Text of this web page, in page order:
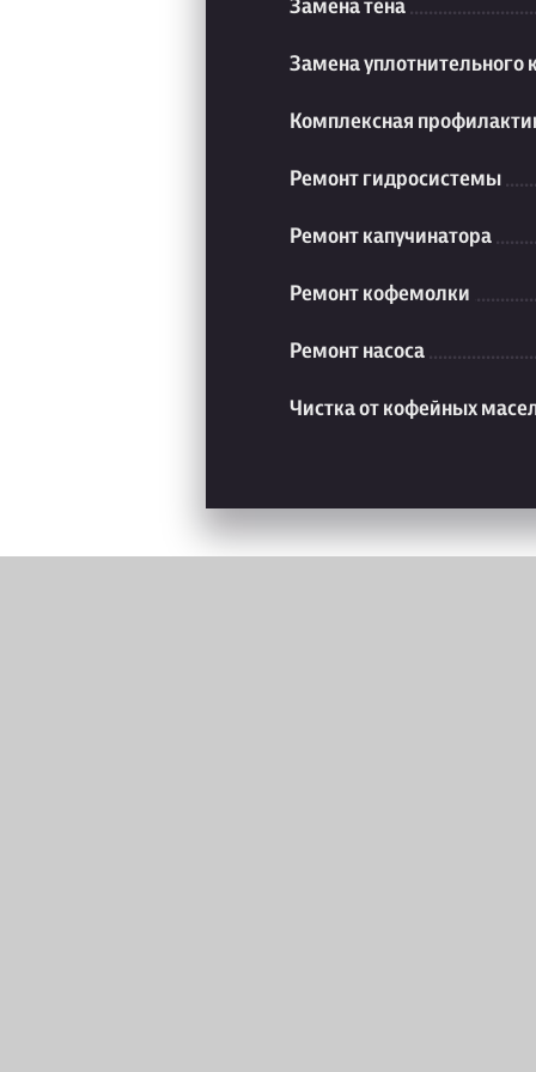
Замена тена
Замена уплотнительного
Комплексная
Ремонт гидросистемы
Ремонт капучинатора
Ремонт кофемолки
Ремонт насоса
Чистка от кофейных